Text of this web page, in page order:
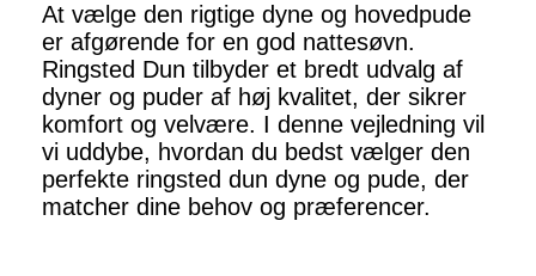
At vælge den rigtige dyne og hovedpude
er afgørende for en god nattesøvn.
Ringsted Dun tilbyder et bredt udvalg af
dyner og puder af høj kvalitet, der sikrer
komfort og velvære. I denne vejledning vil
vi uddybe, hvordan du bedst vælger den
perfekte ringsted dun dyne og pude, der
matcher dine behov og præferencer.